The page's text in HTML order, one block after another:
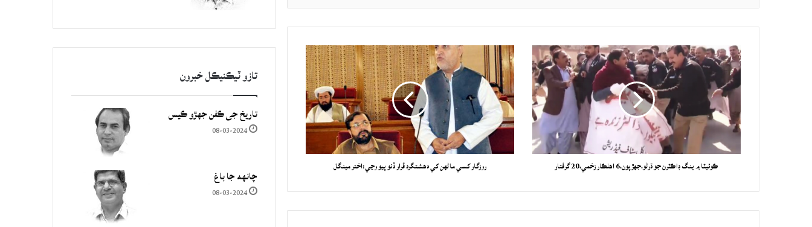
ڪوئيٽا ۾ ينگ ڊاڪٽرن جو ڌرڻو،جهڙپون،6 اهلڪار زخمي،20 گرفتار روزگار کسي ماڻهن کي دهشتگرد قرار ڏنو پيو وڃي:اختر مينگل
تازو ٽيڪنيڪل خبرون
تاريخ جي ڪفن جھڙو ڪيس
08-03-2024
چانهه جا باغ
08-03-2024